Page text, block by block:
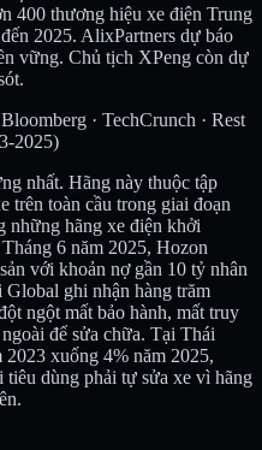
400 thương hiệu xe điện Trung
2025. AlixPartners dự báo
vững. Chủ tịch XPeng còn dự
· TechCrunch · Rest
2025)
nhất. Hãng này thuộc tập
trên toàn cầu trong giai đoạn
những hãng xe điện khởi
6 năm 2025, Hozon
với khoản nợ gần 10 tỷ nhân
ghi nhận hàng trăm
ngột mất bảo hành, mất truy
để sửa chữa. Tại Thái
xuống 4% năm 2025,
dùng phải tự sửa xe vì hãng